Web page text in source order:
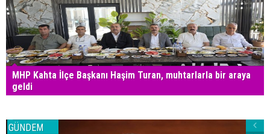
MHP Kahta İlçe Başkanı Haşim Turan, muhtarlarla bir araya
geldi
GÜNDEM